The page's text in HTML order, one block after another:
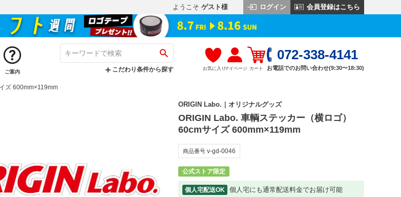
ようこそ ゲスト様 ログイン 会員登録はこちら
ご案内 こだわり条件から探す お気に入りマイページ カート
072-338-4141
お電話でのお問い合わせ(9:30〜18:30)
ズ 600mm×119mm
ORIGIN Labo.｜オリジナルグッズ
ORIGIN Labo. 車輌ステッカー（横ロゴ）
60cmサイズ 600mm×119mm
商品番号 v-gd-0046
公式ストア限定
個人宅配送OK 個人宅にも通常配送料金でお届け可能